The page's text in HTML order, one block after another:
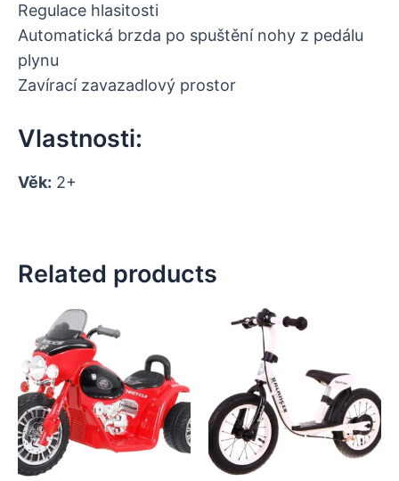
Regulace hlasitosti
Automatická brzda po spuštění nohy z pedálu
plynu
Zavírací zavazadlový prostor
Vlastnosti:
Věk: 2+
Related products